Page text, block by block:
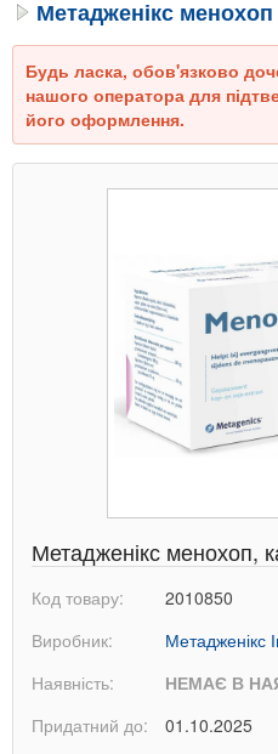
Метадженікс менохоп
Будь ласка, обов'язково
нашого оператора для
його оформлення.
Метадженікс менохоп,
Код товару:
2010850
Виробник:
Метадженікс
Наявність:
НЕМАЄ В
Придатний до:
01.10.2025